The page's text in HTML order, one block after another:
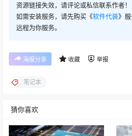
资源链接失效，请评论或私信联系作者！
如需安装服务，请先购买《软件代装》
远程为你服务。
海报分享 收藏 举报
笔记本
猜你喜欢